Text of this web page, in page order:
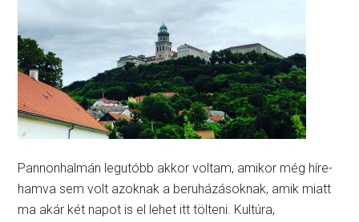
Pannonhalmán legutóbb akkor voltam, amikor még híre-
hamva sem volt azoknak a beruházásoknak, amik miatt
ma akár két napot is el lehet itt tölteni. Kultúra,